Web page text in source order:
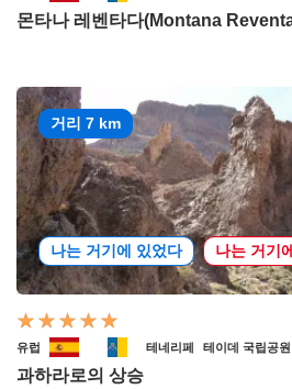
몬타나 레벤타다(Montana
거리 7 km
나는 거기에 있었다 나는 거기
유럽 테네리페 테이데 국립공원
과하라로의 상승